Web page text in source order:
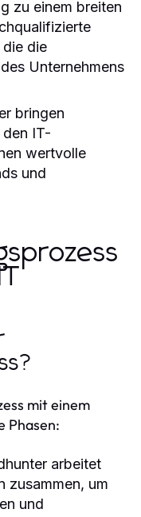
zu einem breiten
die
Unternehmens
bringen
IT-
wertvolle
und
mit einem
Phasen:
arbeitet
zusammen, um
und